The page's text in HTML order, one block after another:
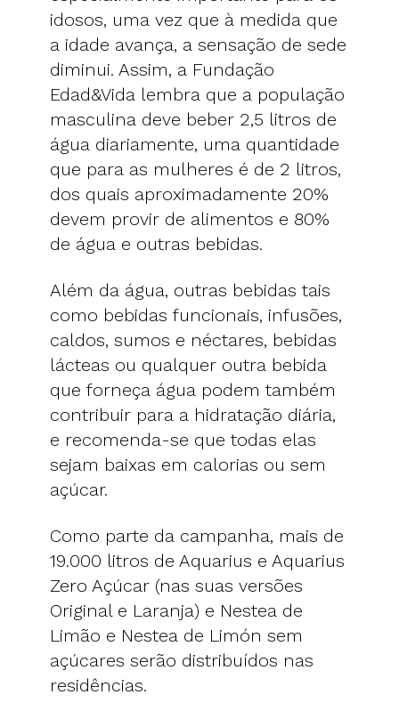
idosos, uma vez que à medida que
a idade avança, a sensação de sede
diminui. Assim, a Fundação
Edad&Vida lembra que a população
masculina deve beber 2,5 litros de
água diariamente, uma quantidade
que para as mulheres é de 2 litros,
dos quais aproximadamente 20%
devem provir de alimentos e 80%
de água e outras bebidas.
Além da água, outras bebidas tais
como bebidas funcionais, infusões,
caldos, sumos e néctares, bebidas
lácteas ou qualquer outra bebida
que forneça água podem também
contribuir para a hidratação diária,
e recomenda-se que todas elas
sejam baixas em calorias ou sem
açúcar.
Como parte da campanha, mais de
19.000 litros de Aquarius e Aquarius
Zero Açúcar (nas suas versões
Original e Laranja) e Nestea de
Limão e Nestea de Limón sem
açúcares serão distribuídos nas
residências.